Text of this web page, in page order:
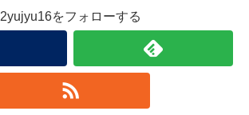
2yujyu16をフォローする